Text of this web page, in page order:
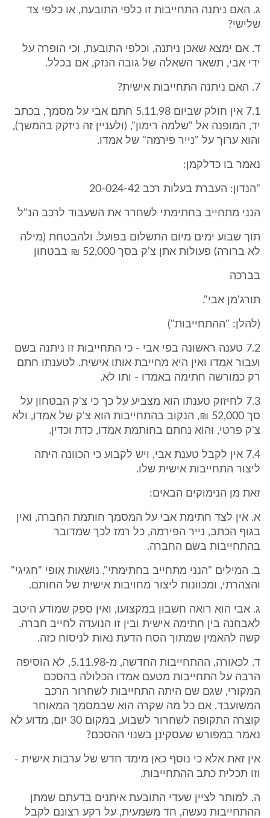
ג. האם ניתנה התחייבות זו כלפי התובעת, או כלפי צד
שלישי?
ד. אם ימצא שאכן ניתנה, וכלפי התובעת, וכי הופרה על
ידי אבי, תשאר השאלה של גובה הנזק, אם בכלל.
7. האם ניתנה התחייבות אישית?
7.1 אין חולק שביום 5.11.98 חתם אבי על מסמך, בכתב
יד, המופנה אל "שלמה רימון", (ולעניין זה ניזקק בהמשך),
והוא ערוך על "נייר פירמה" של אמדו.
נאמר בו כדלקמן:
"הנדון: העברת בעלות רכב 20-024-42
הנני מתחייב בחתימתי לשחרר את השעבוד לרכב הנ"ל
תוך שבוע ימים מיום התשלום בפועל. ולהבטחת (מילה
לא ברורה) פעולות אתן צ'ק בסך 52,000 ₪ בבטחון
בברכה
תורג'מן אבי".
(להלן: "ההתחייבות")
7.2 טענה ראשונה בפי אבי - כי התחייבות זו ניתנה בשם
ועבור אמדו ואין היא מחייבת אותו אישית. לטענתו חתם
רק כמורשה חתימה באמדו - ותו לא.
7.3 לחיזוק טענתו הוא מצביע על כך כי צ'ק הבטחון על
סך 52,000 ₪, הנקוב בהתחייבות הוא צ'ק של אמדו, ולא
צ'ק פרטי, והוא נחתם בחותמת אמדו, כדת וכדין.
7.4 אין לקבל טענת אבי, ויש לקבוע כי הכוונה היתה
ליצור התחייבות אישית שלו.
זאת מן הנימוקים הבאים:
א. אין לצד חתימת אבי על המסמך חותמת החברה, ואין
בגוף הכתב, נייר הפירמה, כל רמז לכך שמדובר
בהתחייבות בשם החברה.
ב. המילים "הנני מתחייב בחתימתי", נושאות אופי "חגיגי"
והצהרתי, ומכוונות ליצור מחויבות אישית של החותם.
ג. אבי הוא רואה חשבון במקצועו, ואין ספק שמודע היטב
לאבחנה בין חתימה אישית ובין זו הנועדה לחייב חברה.
קשה להאמין שמתוך הסח הדעת נאות לניסוח כזה.
ד. לכאורה, ההתחייבות החדשה, מ-5.11.98, לא הוסיפה
הרבה על התחייבות מטעם אמדו הכלולה בהסכם
המקורי, שגם שם היתה התחייבות לשחרור הרכב
המשועבד. אם כל מה שקרה הוא שבמסמך המאוחר
קוצרה התקופה לשחרור לשבוע, במקום 30 יום, מדוע לא
נאמר במפורש שעסקינן בשנוי ההסכם?
אין זאת אלא כי נוסף כאן מימד חדש של ערבות אישית -
וזו תכלית כתב ההתחייבות.
ה. למותר לציין שעדי התובעת איתנים בדעתם שמתן
ההתחייבות נעשה, חד משמעית, על רקע רצונם לקבל